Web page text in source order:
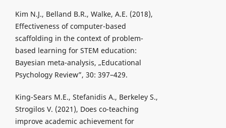
Kim N.J., Belland B.R., Walke, A.E. (2018),
Effectiveness of computer-based
scaffolding in the context of problem-
based learning for STEM education:
Bayesian meta-analysis, „Educational
Psychology Review”, 30: 397–429.
King-Sears M.E., Stefanidis A., Berkeley S.,
Strogilos V. (2021), Does co-teaching
improve academic achievement for